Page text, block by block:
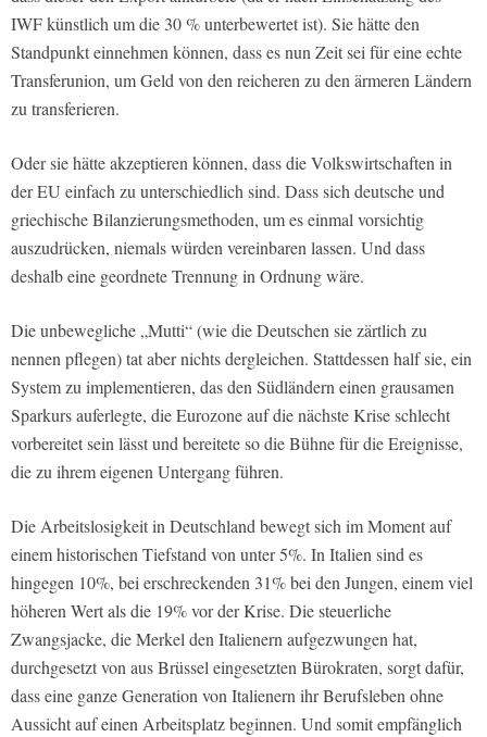
IWF künstlich um die 30 % unterbewertet ist). Sie hätte den
Standpunkt einnehmen können, dass es nun Zeit sei für eine echte
Transferunion, um Geld von den reicheren zu den ärmeren Ländern
zu transferieren.
Oder sie hätte akzeptieren können, dass die Volkswirtschaften in
der EU einfach zu unterschiedlich sind. Dass sich deutsche und
griechische Bilanzierungsmethoden, um es einmal vorsichtig
auszudrücken, niemals würden vereinbaren lassen. Und dass
deshalb eine geordnete Trennung in Ordnung wäre.
Die unbewegliche „Mutti“ (wie die Deutschen sie zärtlich zu
nennen pflegen) tat aber nichts dergleichen. Stattdessen half sie, ein
System zu implementieren, das den Südländern einen grausamen
Sparkurs auferlegte, die Eurozone auf die nächste Krise schlecht
vorbereitet sein lässt und bereitete so die Bühne für die Ereignisse,
die zu ihrem eigenen Untergang führen.
Die Arbeitslosigkeit in Deutschland bewegt sich im Moment auf
einem historischen Tiefstand von unter 5%. In Italien sind es
hingegen 10%, bei erschreckenden 31% bei den Jungen, einem viel
höheren Wert als die 19% vor der Krise. Die steuerliche
Zwangsjacke, die Merkel den Italienern aufgezwungen hat,
durchgesetzt von aus Brüssel eingesetzten Bürokraten, sorgt dafür,
dass eine ganze Generation von Italienern ihr Berufsleben ohne
Aussicht auf einen Arbeitsplatz beginnen. Und somit empfänglich